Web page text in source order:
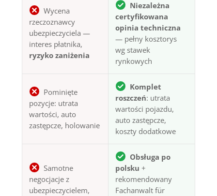
Wycena
rzeczoznawcy
ubezpieczyciela —
interes płatnika,
ryzyko zaniżenia
Niezależna
certyfikowana
opinia techniczna
— pełny kosztorys
wg stawek
rynkowych
Pominięte
pozycje: utrata
wartości, auto
zastępcze, holowanie
Komplet
roszczeń: utrata
wartości pojazdu,
auto zastępcze,
koszty dodatkowe
Samotne
negocjacje z
ubezpieczycielem,
Obsługa po
polsku +
rekomendowany
Fachanwalt für